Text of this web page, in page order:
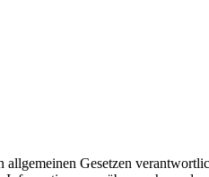
Gesetzen